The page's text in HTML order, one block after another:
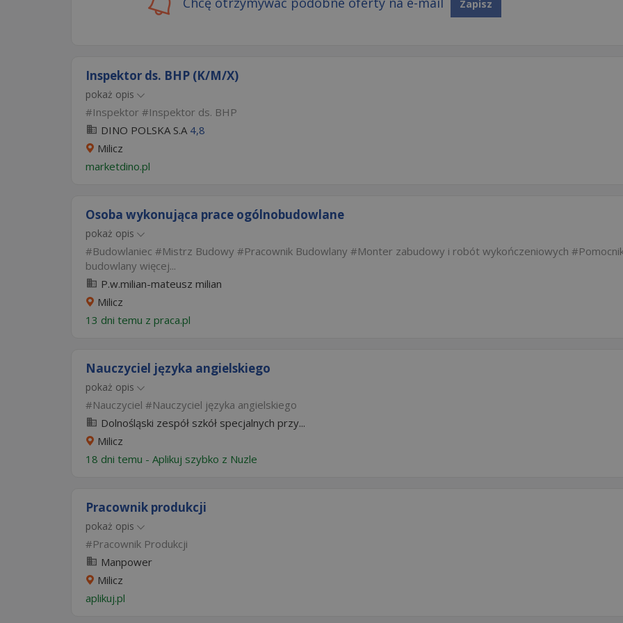
Zapisz
Inspektor ds. BHP (K/M/X)
pokaż opis
Inspektor
Inspektor ds. BHP
DINO POLSKA S.A 4,8
Milicz
marketdino.pl
Osoba wykonująca prace ogólnobudowlane
pokaż opis
Budowlaniec Mistrz Budowy Pracownik Budowlany Monter zabudowy i robót wykończeniowych
budowlany więcej...
P.w.milian-mateusz milian
Milicz
13 dni temu z praca.pl
Nauczyciel języka angielskiego
pokaż opis
Nauczyciel
Nauczyciel języka angielskiego
Dolnośląski zespół szkół specjalnych przy...
Milicz
18 dni temu - Aplikuj szybko z Nuzle
Pracownik produkcji
pokaż opis
Pracownik Produkcji
Manpower
Milicz
aplikuj.pl